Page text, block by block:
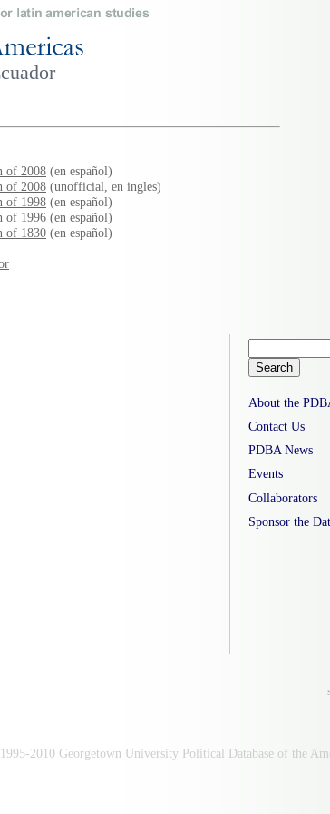
of 2008 (en español)
of 2008 (unofficial, en ingles)
of 1998 (en español)
of 1996 (en español)
of 1830 (en español)
About the
Contact Us
PDBA News
Events
Collaborators
Sponsor the
2010 Georgetown University Political Database of the